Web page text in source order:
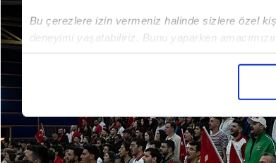
Bu çerezlere izin vermeniz halinde sizlere özel
deneyimi yaşatabiliriz. Bunu yaparken
içerikleri sunabilmek adına elimizden gelen
Sizlere daha iyi bir hizmet sunabilmek için
çerezler vasıtasıyla çeşitli kişisel verileriniz